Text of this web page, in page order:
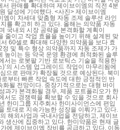
판매를 확대하며 제이브이엠의 직전 4분
달성에 기여했다. <사진> 제이브이엠
엠이 차세대 맞춤형 자동 조제 솔루션 라인
를 확고히 하고 있다. 올해는 의약품 자동
국내외 시장 공략을 본격화할 계획이
줄이고 작업 효율을 높이기 위해 설계된 맞
60셀로 확대해 다양한 의약품을 보다 효
및 특수 형상 의약품까지 자동 조제가 가
높이는 등 약국 운영 환경에 최적화된 솔루
서는 로봇팔 기반 로보틱스 기술을 적용한
의 시스템 업그레이드 작업이 마무리됨에
으로 판매가 확장될 것으로 예상된다. 북미
부터 빠른 작업 속도에 대한 긍정적인 반
될 전망이다. 중장기적으로는 대형 바이
과가 본격화될 경우, 제품 포트폴리오가 한
서도 경쟁력을 확보할 수 있을 것으로 회사
한미그룹 지주회사 한미사이언스에 편입
토대로 지속가능한 성장을 이뤄가고 있다.
해외사업과 국내사업을 전담하고, 제이브
생산에 집중하고 있다. 한미약품은 현재 글
에 제이브이엠 장비를 공급하고 있다. 이동